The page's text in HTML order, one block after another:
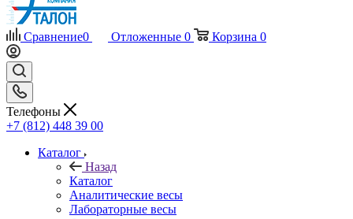
Сравнение0 Отложенные 0 Корзина 0
Телефоны
+7 (812) 448 39 00
Каталог
Назад
Каталог
Аналитические весы
Лабораторные весы